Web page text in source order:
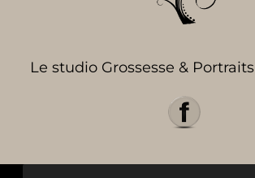
Le studio Grossesse &